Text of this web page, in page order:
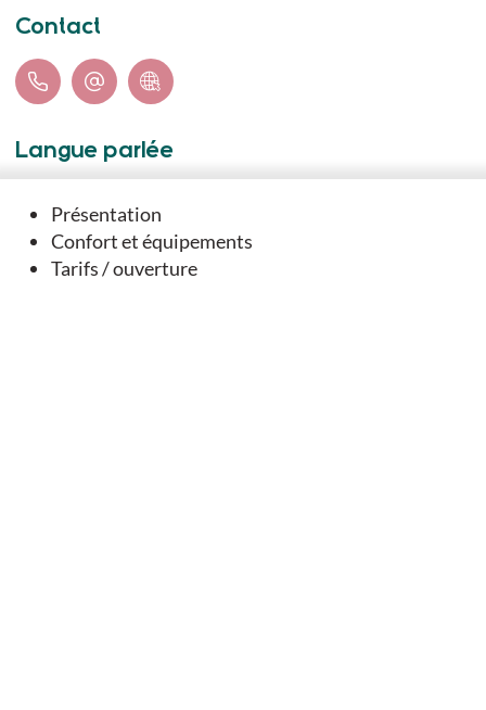
Présentation
Confort et équipements
Tarifs / ouverture
Contact
Langue parlée
Téléchargements